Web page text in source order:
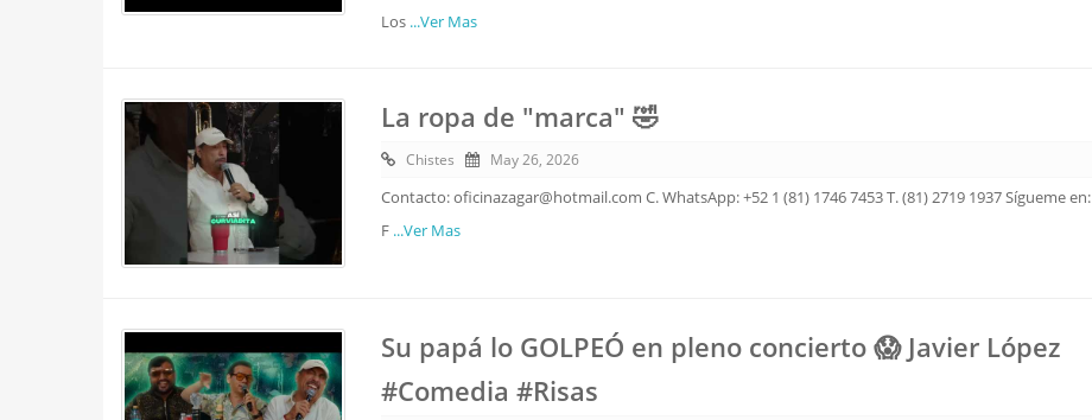
Los ...Ver Mas
La ropa de "marca" 🤣
Chistes May 26, 2026
Contacto: oficinazagar@hotmail.com C. WhatsApp: +52 1 (81) 1746 7453 T. (81) 2719 1937 Sígueme en:
F ...Ver Mas
Su papá lo GOLPEÓ en pleno concierto 😱 Javier López
#Comedia #Risas